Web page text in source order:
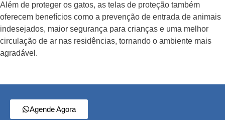
Além de proteger os gatos, as telas de proteção também
oferecem benefícios como a prevenção de entrada de animais
indesejados, maior segurança para crianças e uma melhor
circulação de ar nas residências, tornando o ambiente mais
agradável.
Agende Agora